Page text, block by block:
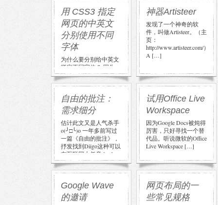
多 […]
用 CSS3 指定
网页的中英文
分别使用不同
字体
为什么要分别给中英文
指定不同字体？ 因为：
1，一般的英文字体不
带中文，中文必须用不
般的中文 […]
神器Artisteer
发现了一个神奇的软
件，叫做Artisteer。（主
页：
http://www.artisteer.com/）
A […]
自由的批注：
需求细分
估计此文又是人气杀手
o(╯□╰)o 一年多前写过
一篇《自由的批注》，
抒发找到Diigo这种可以
在互联网上任意 […]
试用Office Live
Workspace
因为Google Docs被炖得
厉害，只好寻找一个替
代品。听说微软的Office
Live Workspace […]
Google Wave
的邀请
网页布局的一
些常见规格